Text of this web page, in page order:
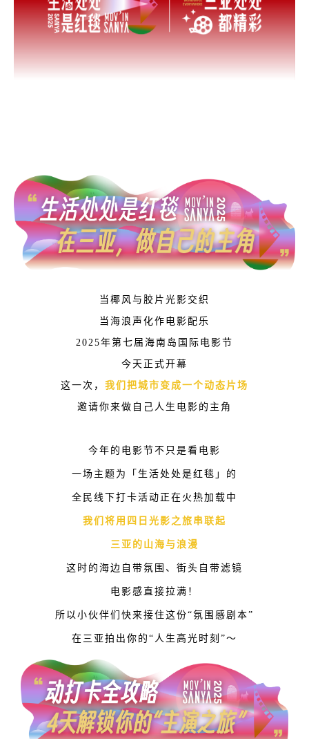
当椰风与胶片光影交织
当海浪声化作电影配乐
2025年第七届海南岛国际电影节
今天正式开幕
这一次， 我们把城市变成一个动态片场
邀请你来做自己人生电影的主角
今年的电影节不只是看电影
一场主题为「生活处处是红毯」 的
全民线下打卡活动正在火热加载中
我们将用四日光影之旅串联起
三亚的山海与浪漫
这时的 海边自带氛围、街头自带滤镜
电影感直接拉满！
所以小伙伴们快来接住这份“氛围感剧本”
在三亚拍出你的“人生高光时刻”～